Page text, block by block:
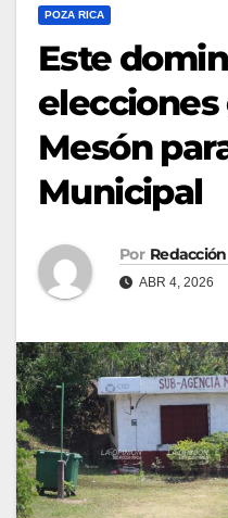
POZA RICA
Este
elecciones
Mesón
Municipal
Por Redacción
ABR 4, 2026